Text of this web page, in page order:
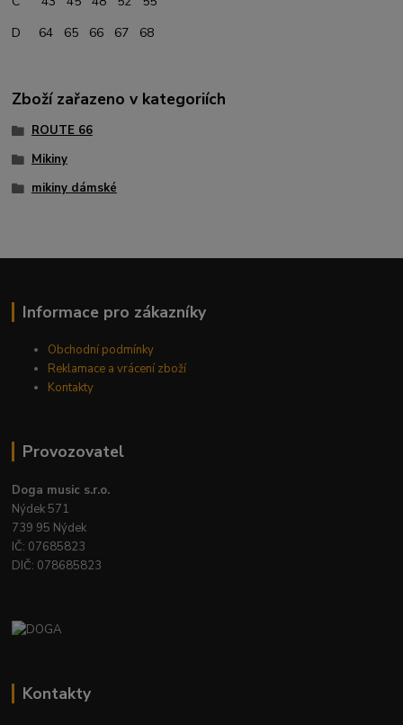
D 64 65 66 67 68
Zboží zařazeno v kategoriích
ROUTE 66
Mikiny
mikiny dámské
Informace pro zákazníky
Obchodní podmínky
Reklamace a vrácení zboží
Kontakty
Provozovatel
Doga music s.r.o.
Nýdek 571
739 95 Nýdek
IČ: 07685823
DIČ: 078685823
Kontakty